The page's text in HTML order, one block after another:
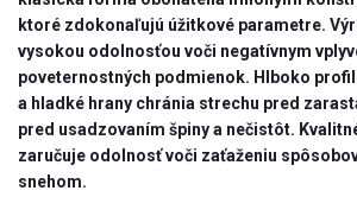
ktoré zdokonaľujú úžitkové parametre.
vysokou odolnosťou voči negatívnym
poveternostných podmienok. Hlboko
a hladké hrany chránia strechu pred
pred usadzovaním špiny a nečistôt.
zaručuje odolnosť voči zaťaženiu
snehom.